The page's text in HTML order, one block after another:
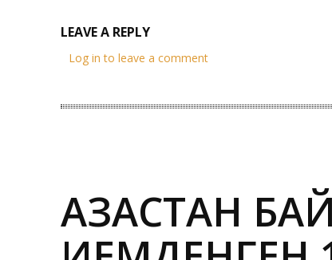
LEAVE A REPLY
Log in to leave a comment